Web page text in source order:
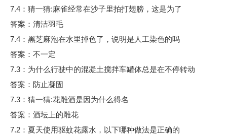
7.4：猜一猜:麻雀经常在沙子里拍打翅膀，这是为了
答案：清洁羽毛
7.4：黑芝麻泡在水里掉色了，说明是人工染色的吗
答案：不一定
7.3：为什么行驶中的混凝土搅拌车罐体总是在不停转动
答案：防止凝固
7.3：猜一猜:花雕酒是因为什么得名
答案：酒坛上的雕花
7.2：夏天使用驱蚊花露水，以下哪种做法是正确的